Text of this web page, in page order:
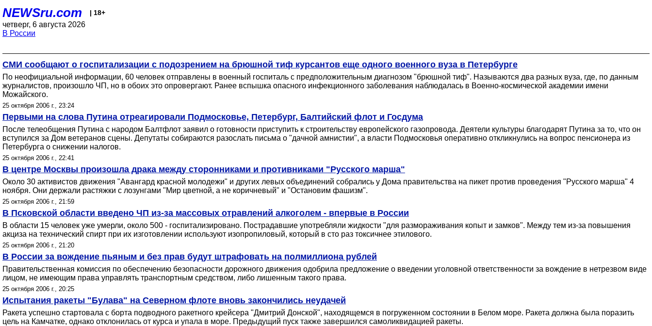
NEWSru.com | 18+
четверг, 6 августа 2026
В России
СМИ сообщают о госпитализации с подозрением на брюшной тиф курсантов еще одного военного вуза в Петербурге
По неофициальной информации, 60 человек отправлены в военный госпиталь с предположительным диагнозом "брюшной тиф". Называются два разных вуза, где, по данным
журналистов, произошло ЧП, но в обоих это опровергают. Ранее вспышка опасного инфекционного заболевания наблюдалась в Военно-космической академии имени
Можайского.
25 октября 2006 г., 23:24
Первыми на слова Путина отреагировали Подмосковье, Петербург, Балтийский флот и Госдума
После телеобщения Путина с народом Балтфлот заявил о готовности приступить к строительству европейского газопровода. Деятели культуры благодарят Путина за то, что он
вступился за Дом ветеранов сцены. Депутаты собираются разослать письма о "дачной амнистии", а власти Подмосковья оперативно откликнулись на вопрос пенсионера из
Петербурга о снижении налогов.
25 октября 2006 г., 22:41
В центре Москвы произошла драка между сторонниками и противниками "Русского марша"
Около 30 активистов движения "Авангард красной молодежи" и других левых объединений собрались у Дома правительства на пикет против проведения "Русского марша" 4
ноября. Они держали растяжки с лозунгами "Мир цветной, а не коричневый" и "Остановим фашизм".
25 октября 2006 г., 21:59
В Псковской области введено ЧП из-за массовых отравлений алкоголем - впервые в России
В области 15 человек уже умерли, около 500 - госпитализировано. Пострадавшие употребляли жидкости "для размораживания копыт и замков". Между тем из-за повышения
акциза на технический спирт при их изготовлении используют изопропиловый, который в сто раз токсичнее этилового.
25 октября 2006 г., 21:20
В России за вождение пьяным и без прав будут штрафовать на полмиллиона рублей
Правительственная комиссия по обеспечению безопасности дорожного движения одобрила предложение о введении уголовной ответственности за вождение в нетрезвом виде
лицом, не имеющим права управлять транспортным средством, либо лишенным такого права.
25 октября 2006 г., 20:25
Испытания ракеты "Булава" на Северном флоте вновь закончились неудачей
Ракета успешно стартовала с борта подводного ракетного крейсера "Дмитрий Донской", находящемся в погруженном состоянии в Белом море. Ракета должна была поразить
цель на Камчатке, однако отклонилась от курса и упала в море. Предыдущий пуск также завершился самоликвидацией ракеты.